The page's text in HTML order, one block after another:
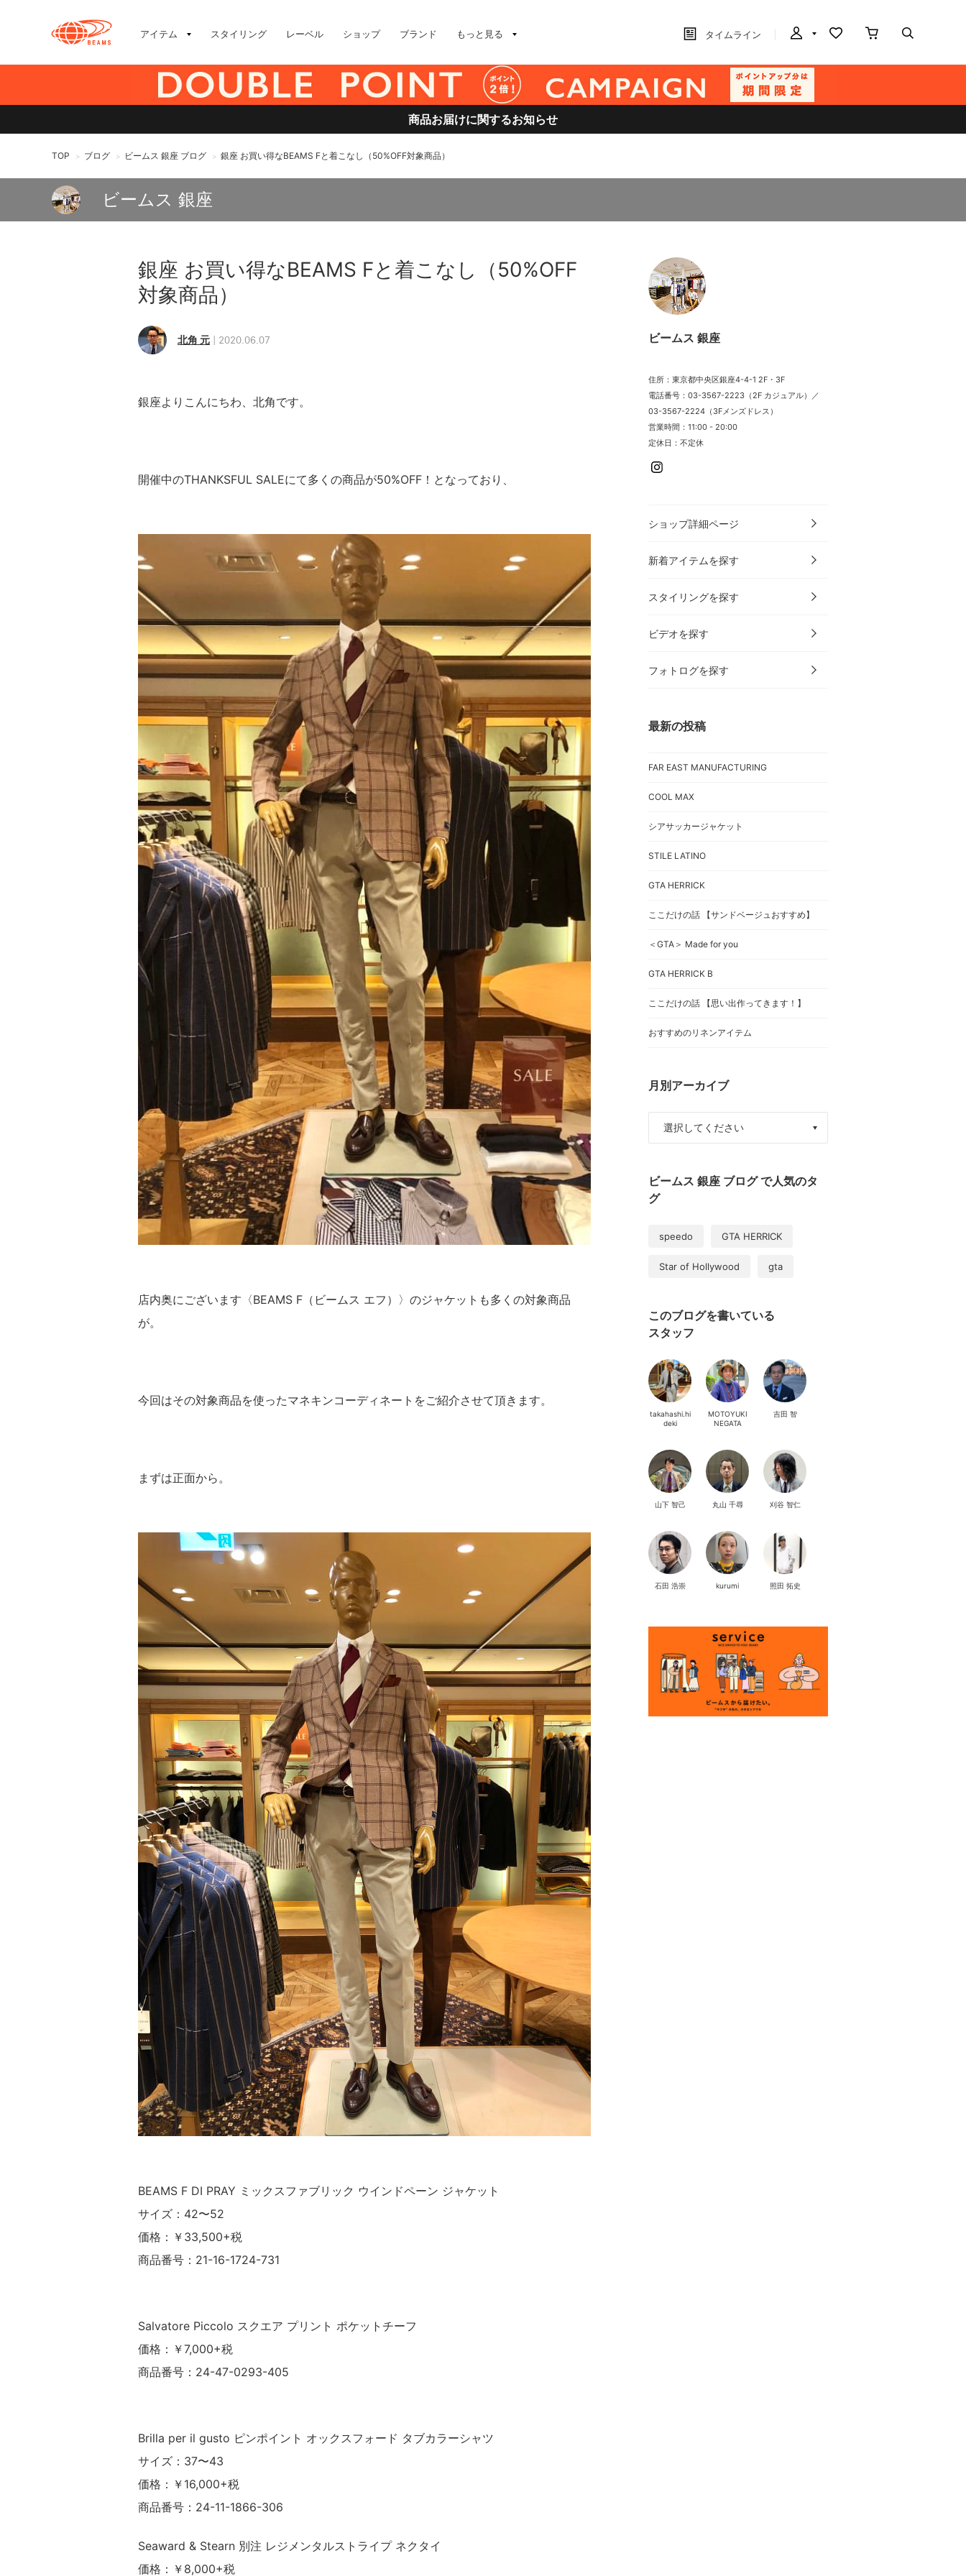
アイテム スタイリング レーベル ショップ ブランド もっと見る タイムライン
商品お届けに関するお知らせ
TOP > ブログ > ビームス 銀座 ブログ > 銀座 お買い得なBEAMS Fと着こなし（50%OFF対象商品）
ビームス 銀座
銀座 お買い得なBEAMS Fと着こなし（50%OFF
対象商品）
北角 元 2020.06.07
銀座よりこんにちわ、北角です。
開催中のTHANKSFUL SALEにて多くの商品が50%OFF！となっており、
店内奥にございます〈BEAMS F（ビームス エフ）〉のジャケットも多くの対象商品
が。
今回はその対象商品を使ったマネキンコーディネートをご紹介させて頂きます。
まずは正面から。
BEAMS F DI PRAY ミックスファブリック ウインドペーン ジャケット
サイズ：42〜52
価格：￥33,500+税
商品番号：21-16-1724-731
Salvatore Piccolo スクエア プリント ポケットチーフ
価格：￥7,000+税
商品番号：24-47-0293-405
Brilla per il gusto ピンポイント オックスフォード タブカラーシャツ
サイズ：37〜43
価格：￥16,000+税
商品番号：24-11-1866-306
Seaward & Stearn 別注 レジメンタルストライプ ネクタイ
価格：￥8,000+税
ビームス 銀座
住所：東京都中央区銀座4-4-1 2F・3F
電話番号：03-3567-2223（2F カジュアル）／
03-3567-2224（3Fメンズドレス）
営業時間：11:00 - 20:00
定休日：不定休
ショップ詳細ページ
新着アイテムを探す
スタイリングを探す
ビデオを探す
フォトログを探す
最新の投稿
FAR EAST MANUFACTURING
COOL MAX
シアサッカージャケット
STILE LATINO
GTA HERRICK
ここだけの話 【サンドベージュおすすめ】
＜GTA＞ Made for you
GTA HERRICK B
ここだけの話 【思い出作ってきます！】
おすすめのリネンアイテム
月別アーカイブ
ビームス 銀座 ブログ で人気のタ
グ
speedo GTA HERRICK
Star of Hollywood gta
このブログを書いている
スタッフ
takahashi.hi
deki
MOTOYUKI
NEGATA
吉田 智
山下 智己 丸山 千尋 刈谷 智仁
石田 浩崇 kurumi 照田 拓史